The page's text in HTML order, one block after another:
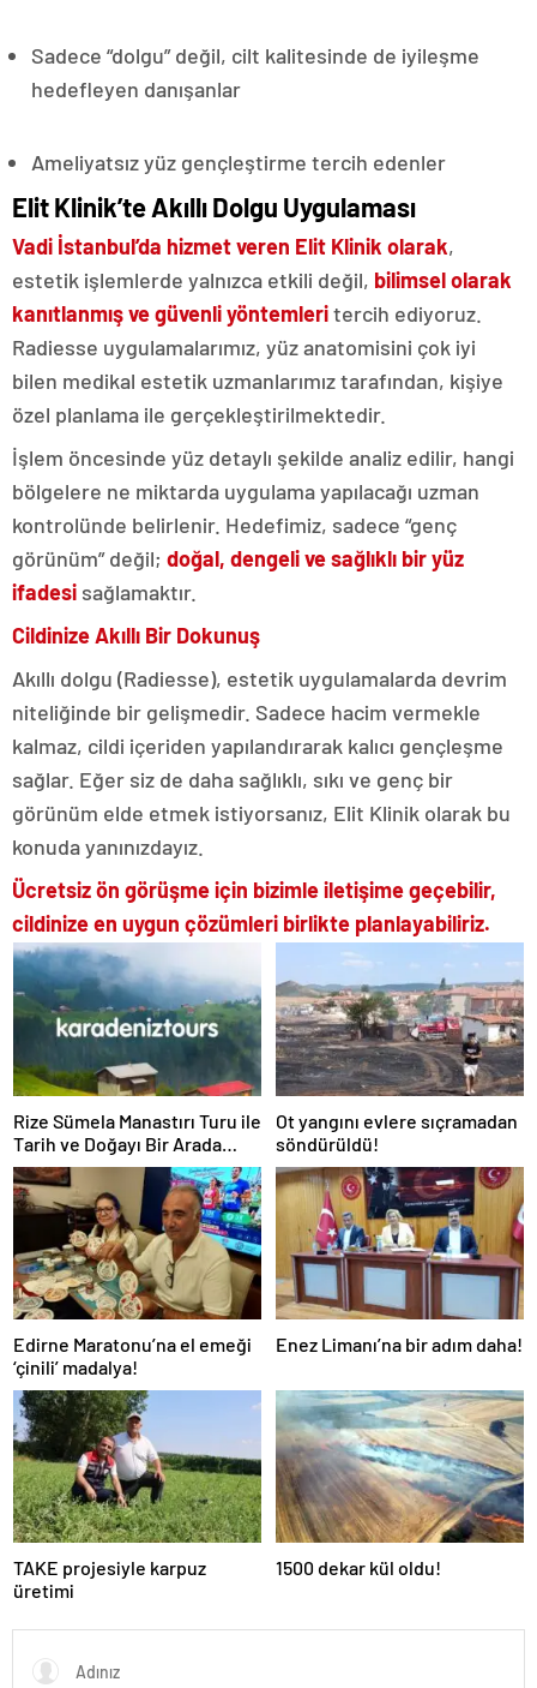
Sadece “dolgu” değil, cilt kalitesinde de iyileşme
hedefleyen danışanlar
Ameliyatsız yüz gençleştirme tercih edenler
Elit Klinik’te Akıllı Dolgu Uygulaması
Vadi İstanbul’da hizmet veren Elit Klinik olarak,
estetik işlemlerde yalnızca etkili değil, bilimsel olarak
kanıtlanmış ve güvenli yöntemleritercih ediyoruz.
Radiesse uygulamalarımız, yüz anatomisini çok iyi
bilen medikal estetik uzmanlarımız tarafından, kişiye
özel planlama ile gerçekleştirilmektedir.
İşlem öncesinde yüz detaylı şekilde analiz edilir, hangi
bölgelere ne miktarda uygulama yapılacağı uzman
kontrolünde belirlenir. Hedefimiz, sadece “genç
görünüm” değil; doğal, dengeli ve sağlıklı bir yüz
ifadesi sağlamaktır.
Cildinize Akıllı Bir Dokunuş
Akıllı dolgu (Radiesse), estetik uygulamalarda devrim
niteliğinde bir gelişmedir. Sadece hacim vermekle
kalmaz, cildi içeriden yapılandırarak kalıcı gençleşme
sağlar. Eğer siz de daha sağlıklı, sıkı ve genç bir
görünüm elde etmek istiyorsanız, Elit Klinik olarak bu
konuda yanınızdayız.
Ücretsiz ön görüşme için bizimle iletişime geçebilir,
cildinize en uygun çözümleri birlikte planlayabiliriz.
Rize Sümela Manastırı Turu ile
Tarih ve Doğayı Bir Arada
Keşfedin
Ot yangını evlere sıçramadan
söndürüldü!
Edirne Maratonu’na el emeği
‘çinili’ madalya!
Enez Limanı’na bir adım daha!
TAKE projesiyle karpuz
üretimi
1500 dekar kül oldu!